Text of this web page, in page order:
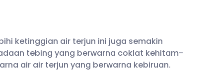
ketinggian air terjun ini juga semakin
tebing yang berwarna coklat kehitam-
air air terjun yang berwarna kebiruan.